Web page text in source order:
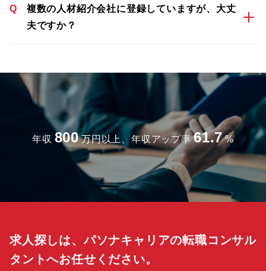
Q
複数の人材紹介会社に登録していますが、大丈
夫ですか？
年収 800 万円以上、年収アップ率 61.7 %
求人探しは、パソナキャリアの転職コンサル
タントへお任せください。